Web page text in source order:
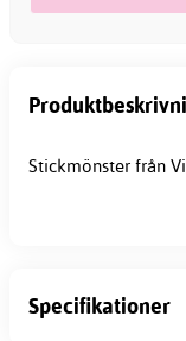
Stickmönster från
Specifikationer